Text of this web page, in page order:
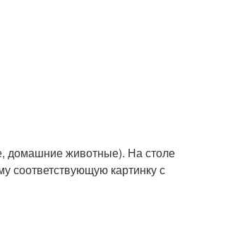
домашние животные). На столе
соответствующую картинку с